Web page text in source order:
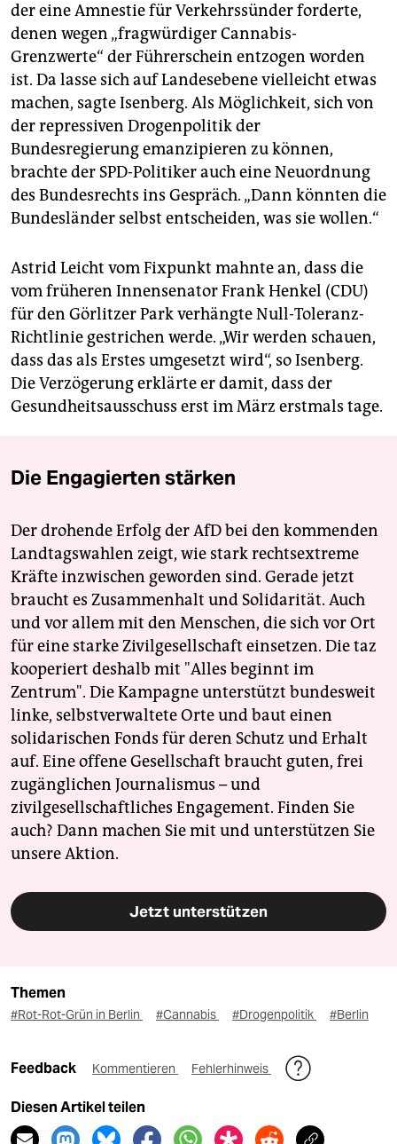
der eine Amnestie für Verkehrssünder forderte,
denen wegen „fragwürdiger Cannabis-
Grenzwerte“ der Führerschein entzogen worden
ist. Da lasse sich auf Landesebene vielleicht etwas
machen, sagte Isenberg. Als Möglichkeit, sich von
der repressiven Drogenpolitik der
Bundesregierung emanzipieren zu können,
brachte der SPD-Politiker auch eine Neuordnung
des Bundesrechts ins Gespräch. „Dann könnten die
Bundesländer selbst entscheiden, was sie wollen.“
Astrid Leicht vom Fixpunkt mahnte an, dass die
vom früheren Innensenator Frank Henkel (CDU)
für den Görlitzer Park verhängte Null-Toleranz-
Richtlinie gestrichen werde. „Wir werden schauen,
dass das als Erstes umgesetzt wird“, so Isenberg.
Die Verzögerung erklärte er damit, dass der
Gesundheitsausschuss erst im März erstmals tage.
Die Engagierten stärken
Der drohende Erfolg der AfD bei den kommenden
Landtagswahlen zeigt, wie stark rechtsextreme
Kräfte inzwischen geworden sind. Gerade jetzt
braucht es Zusammenhalt und Solidarität. Auch
und vor allem mit den Menschen, die sich vor Ort
für eine starke Zivilgesellschaft einsetzen. Die taz
kooperiert deshalb mit "Alles beginnt im
Zentrum". Die Kampagne unterstützt bundesweit
linke, selbstverwaltete Orte und baut einen
solidarischen Fonds für deren Schutz und Erhalt
auf. Eine offene Gesellschaft braucht guten, frei
zugänglichen Journalismus – und
zivilgesellschaftliches Engagement. Finden Sie
auch? Dann machen Sie mit und unterstützen Sie
unsere Aktion.
Jetzt unterstützen
Themen
#Rot-Rot-Grün in Berlin #Cannabis #Drogenpolitik #Berlin
Feedback Kommentieren Fehlerhinweis
Diesen Artikel teilen